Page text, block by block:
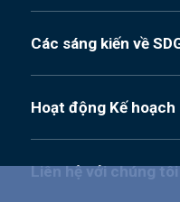
Các sáng kiến về
Hoạt động Kế
Liên hệ với chúng tôi